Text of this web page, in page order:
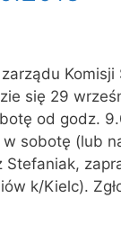
Komisji
się 29
od godz.
sobotę (lub
Stefaniak,
k/Kielc).